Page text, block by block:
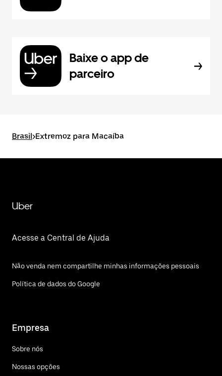
Baixe o app de
parceiro
Brasil>Extremoz para Macaíba
Uber
Acesse a Central de Ajuda
Não venda nem compartilhe minhas informações pessoais
Política de dados do Google
Empresa
Sobre nós
Nossas opções